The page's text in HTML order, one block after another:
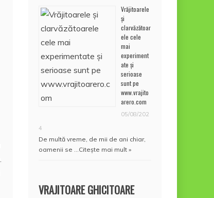
Vrăjitoarele
și
clarvăzătoar
ele cele
mai
experiment
ate și
serioase
sunt pe
www.vrajito
arero.com
05/08/202
4
De multă vreme, de mii de ani chiar,
oamenii se … Citește mai mult »
VRAJITOARE GHICITOARE